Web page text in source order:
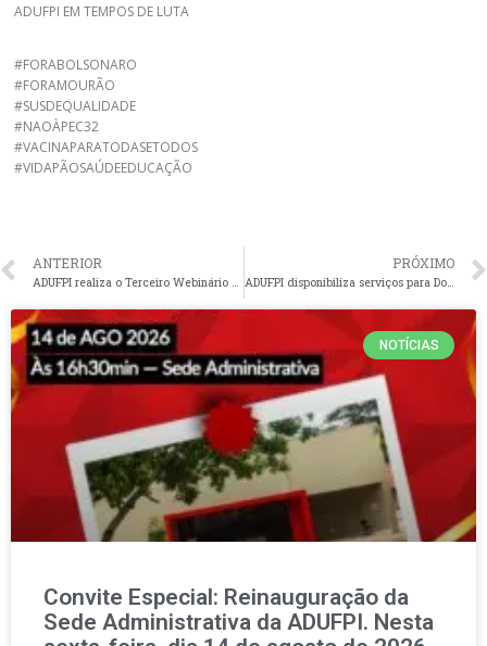
ADUFPI EM TEMPOS DE LUTA
#FORABOLSONARO
#FORAMOURÃO
#SUSDEQUALIDADE
#NAOÀPEC32
#VACINAPARATODASETODOS
#VIDAPÃOSAÚDEEDUCAÇÃO
ANTERIOR
ADUFPI realiza o Terceiro Webinário de Formação Política
PRÓXIMO
ADUFPI disponibiliza serviços para Docentes Sindicalizados
NOTÍCIAS
Convite Especial: Reinauguração da
Sede Administrativa da ADUFPI. Nesta